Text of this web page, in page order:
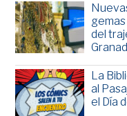
del
La
al
el Día